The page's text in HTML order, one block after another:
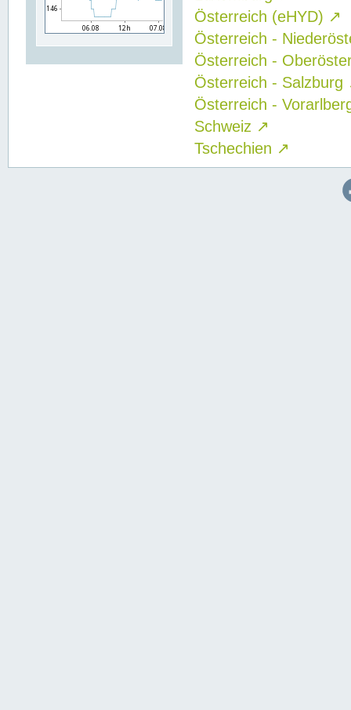
Österreich (eHYD) ↗
Österreich -
Österreich -
Österreich - Salzburg
Österreich -
Schweiz ↗
Tschechien ↗